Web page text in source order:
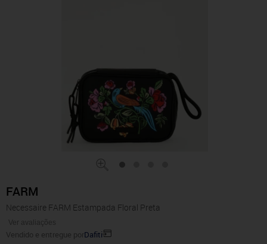
FARM
Necessaire FARM Estampada Floral Preta
Ver avaliações
Vendido e entregue porDafiti